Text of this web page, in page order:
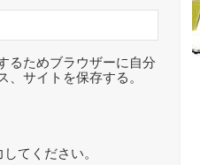
るためブラウザーに自分
、サイトを保存する。
てください。